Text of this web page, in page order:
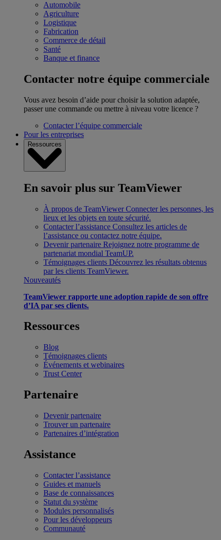
Automobile
Agriculture
Logistique
Fabrication
Commerce de détail
Santé
Banque et finance
Contacter notre équipe commerciale
Vous avez besoin d’aide pour choisir la solution adaptée,
passer une commande ou mettre à niveau votre licence ?
Contacter l’équipe commerciale
Pour les entreprises
Ressources
En savoir plus sur TeamViewer
À propos de TeamViewer Connecter les personnes, les
lieux et les objets en toute sécurité.
Contacter l’assistance Consultez les articles de
l’assistance ou contactez notre équipe.
Devenir partenaire Rejoignez notre programme de
partenariat mondial TeamUP.
Témoignages clients Découvrez les résultats obtenus
par les clients TeamViewer.
Nouveautés
TeamViewer rapporte une adoption rapide de son offre
d’IA par ses clients.
Ressources
Blog
Témoignages clients
Événements et webinaires
Trust Center
Partenaire
Devenir partenaire
Trouver un partenaire
Partenaires d’intégration
Assistance
Contacter l’assistance
Guides et manuels
Base de connaissances
Statut du système
Modules personnalisés
Pour les développeurs
Communauté